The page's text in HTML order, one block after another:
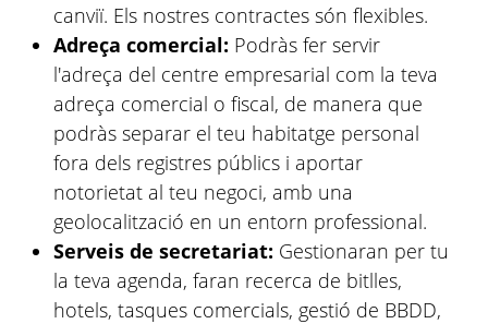
canviï. Els nostres contractes són flexibles.
Adreça comercial: Podràs fer servir
l'adreça del centre empresarial com la teva
adreça comercial o fiscal, de manera que
podràs separar el teu habitatge personal
fora dels registres públics i aportar
notorietat al teu negoci, amb una
geolocalització en un entorn professional.
Serveis de secretariat: Gestionaran per tu
la teva agenda, faran recerca de bitlles,
hotels, tasques comercials, gestió de BBDD,